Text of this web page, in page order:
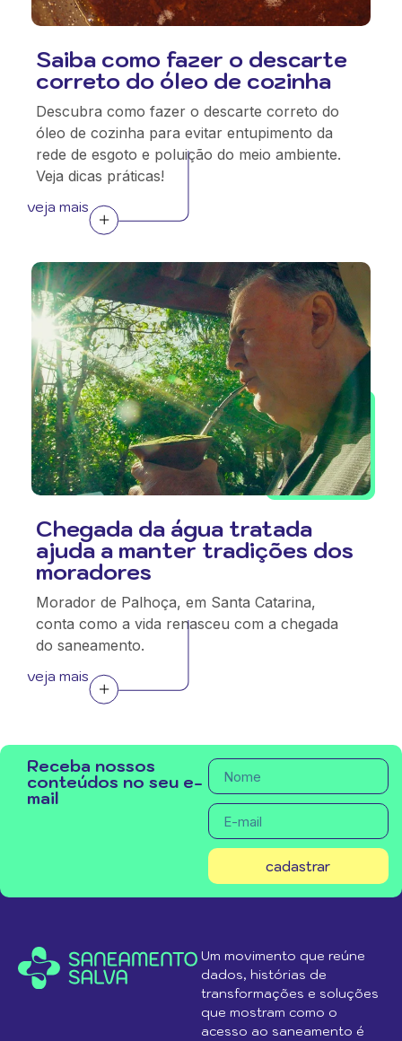
Saiba como fazer o descarte
correto do óleo de cozinha
Descubra como fazer o descarte correto do
óleo de cozinha para evitar entupimento da
rede de esgoto e poluição do meio ambiente.
Veja dicas práticas!
veja mais
Chegada da água tratada
ajuda a manter tradições dos
moradores
Morador de Palhoça, em Santa Catarina,
conta como a vida renasceu com a chegada
do saneamento.
veja mais
Receba nossos
conteúdos no seu e-
mail
cadastrar
Um movimento que reúne
dados, histórias de
transformações e soluções
que mostram como o
acesso ao saneamento é